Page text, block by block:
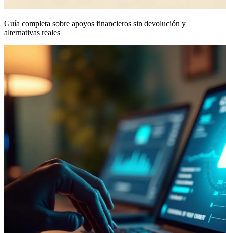
Guía completa sobre apoyos financieros sin devolución y
alternativas reales